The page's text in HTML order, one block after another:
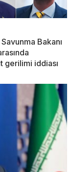
Bakanı
gerilimi iddiası